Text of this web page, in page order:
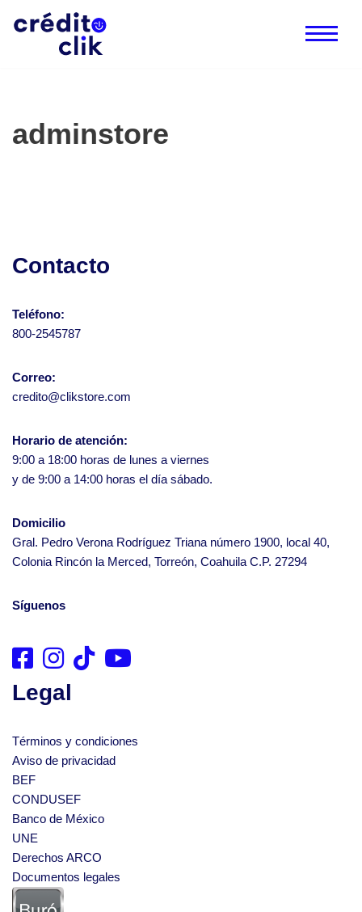
adminstore
Contacto
Teléfono:
800-2545787
Correo:
credito@clikstore.com
Horario de atención:
9:00 a 18:00 horas de lunes a viernes
y de 9:00 a 14:00 horas el día sábado.
Domicilio
Gral. Pedro Verona Rodríguez Triana número 1900, local 40,
Colonia Rincón la Merced, Torreón, Coahuila C.P. 27294
Síguenos
Legal
Términos y condiciones
Aviso de privacidad
BEF
CONDUSEF
Banco de México
UNE
Derechos ARCO
Documentos legales